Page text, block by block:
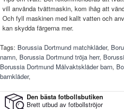
vill använda tvättmaskin, kom ihåg att
Och fyll maskinen med kallt vatten och
kan skydda färgerna mer.
Tags: Borussia Dortmund matchkläder,
namn, Borussia Dortmund tröja herr,
Borussia Dortmund Målvaktskläder barn,
barnkläder,
Den bästa fotbollsbutiken
Brett utbud av fotbollströjor